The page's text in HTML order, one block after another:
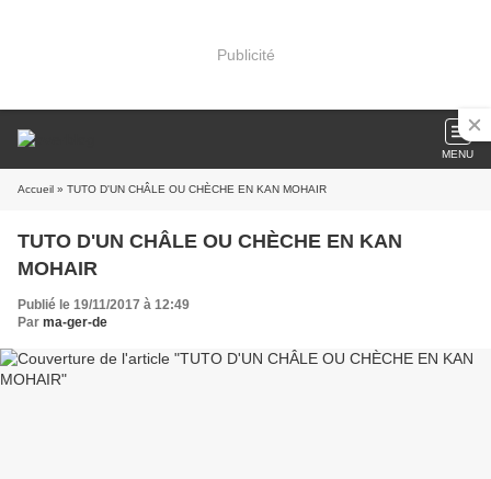
Publicité
MENU
Accueil » TUTO D'UN CHÂLE OU CHÈCHE EN KAN MOHAIR
TUTO D'UN CHÂLE OU CHÈCHE EN KAN
MOHAIR
Publié le 19/11/2017 à 12:49
Par ma-ger-de